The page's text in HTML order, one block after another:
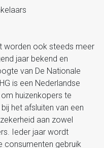
worden ook steeds meer
jaar bekend en
van De Nationale
is een Nederlandse
huizenkopers te
het afsluiten van een
aan zowel
Ieder jaar wordt
consumenten gebruik